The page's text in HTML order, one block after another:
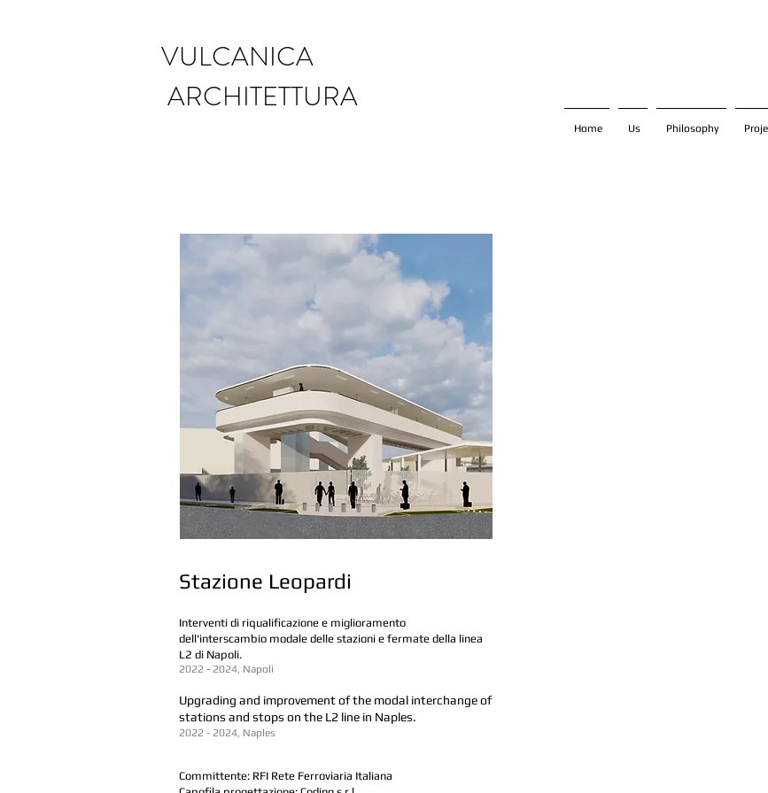
VULCANICA
ARCHITETTURA
Home Us Philosophy
Stazione Leopardi
Interventi di riqualificazione e miglioramento
dell'interscambio modale delle stazioni e fermate della linea
L2 di Napoli.
2022 - 2024, Napoli
Upgrading and improvement of the modal interchange of
stations and stops on the L2 line in Naples.
2022 - 2024, Naples
Committente: RFI Rete Ferroviaria Italiana